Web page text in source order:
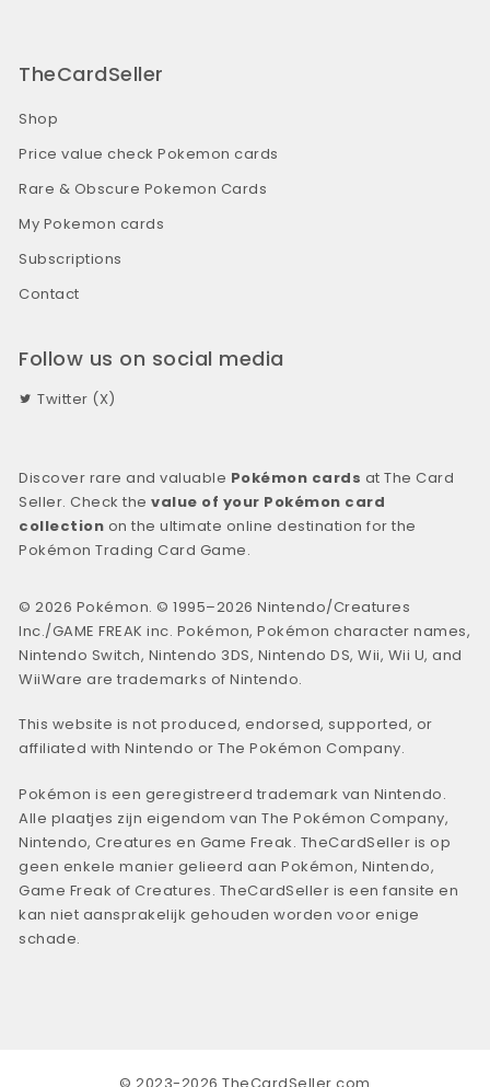
TheCardSeller
Shop
Price value check Pokemon cards
Rare & Obscure Pokemon Cards
My Pokemon cards
Subscriptions
Contact
Follow us on social media
Twitter (X)
Discover rare and valuable Pokémon cards at The Card
Seller. Check thevalue of your Pokémon card
collection on the ultimate online destination for the
Pokémon Trading Card Game.
© 2026 Pokémon. © 1995–2026 Nintendo/Creatures
Inc./GAME FREAK inc. Pokémon, Pokémon character names,
Nintendo Switch, Nintendo 3DS, Nintendo DS, Wii, Wii U, and
WiiWare are trademarks of Nintendo.
This website is not produced, endorsed, supported, or
affiliated with Nintendo or The Pokémon Company.
Pokémon is een geregistreerd trademark van Nintendo.
Alle plaatjes zijn eigendom van The Pokémon Company,
Nintendo, Creatures en Game Freak. TheCardSeller is op
geen enkele manier gelieerd aan Pokémon, Nintendo,
Game Freak of Creatures. TheCardSeller is een fansite en
kan niet aansprakelijk gehouden worden voor enige
schade.
© 2023-2026 TheCardSeller.com